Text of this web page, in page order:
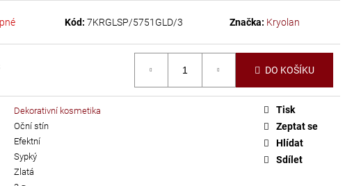
Kód: 7KRGLSP/5751GLD/3 Značka: Kryolan
DO KOŠÍKU
Dekorativní kosmetika
Oční stín
Efektní
Sypký
Zlatá
Tisk
Zeptat se
Hlídat
Sdílet